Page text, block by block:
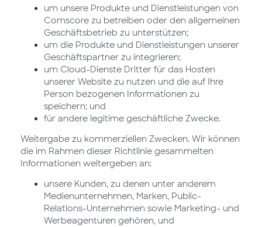
um unsere Produkte und Dienstleistungen von
Comscore zu betreiben oder den allgemeinen
Geschäftsbetrieb zu unterstützen;
um die Produkte und Dienstleistungen unserer
Geschäftspartner zu integrieren;
um Cloud-Dienste Dritter für das Hosten
unserer Website zu nutzen und die auf Ihre
Person bezogenen Informationen zu
speichern; und
für andere legitime geschäftliche Zwecke.
Weitergabe zu kommerziellen Zwecken. Wir können
die im Rahmen dieser Richtlinie gesammelten
Informationen weitergeben an:
unsere Kunden, zu denen unter anderem
Medienunternehmen, Marken, Public-
Relations-Unternehmen sowie Marketing- und
Werbeagenturen gehören, und